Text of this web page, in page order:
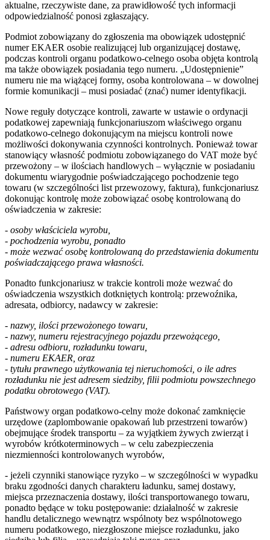
aktualne, rzeczywiste dane, za prawidłowość tych informacji
odpowiedzialność ponosi zgłaszający.
Podmiot zobowiązany do zgłoszenia ma obowiązek udostępnić
numer EKAER osobie realizującej lub organizującej dostawę,
podczas kontroli organu podatkowo-celnego osoba objęta kontrolą
ma także obowiązek posiadania tego numeru. „Udostępnienie”
numeru nie ma wiążącej formy, osoba kontrolowana – w dowolnej
formie komunikacji – musi posiadać (znać) numer identyfikacji.
Nowe reguły dotyczące kontroli, zawarte w ustawie o ordynacji
podatkowej zapewniają funkcjonariuszom właściwego organu
podatkowo-celnego dokonującym na miejscu kontroli nowe
możliwości dokonywania czynności kontrolnych. Ponieważ towar
stanowiący własność podmiotu zobowiązanego do VAT może być
przewożony – w ilościach handlowych – wyłącznie w posiadaniu
dokumentu wiarygodnie poświadczającego pochodzenie tego
towaru (w szczególności list przewozowy, faktura), funkcjonariusz
dokonując kontrolę może zobowiązać osobę kontrolowaną do
oświadczenia w zakresie:
- osoby właściciela wyrobu,
- pochodzenia wyrobu, ponadto
- może wezwać osobę kontrolowaną do przedstawienia dokumentu
poświadczającego prawa własności.
Ponadto funkcjonariusz w trakcie kontroli może wezwać do
oświadczenia wszystkich dotkniętych kontrolą: przewoźnika,
adresata, odbiorcy, nadawcy w zakresie:
- nazwy, ilości przewożonego towaru,
- nazwy, numeru rejestracyjnego pojazdu przewożącego,
- adresu odbioru, rozładunku towaru,
- numeru EKAER, oraz
- tytułu prawnego użytkowania tej nieruchomości, o ile adres
rozładunku nie jest adresem siedziby, filii podmiotu powszechnego
podatku obrotowego (VAT).
Państwowy organ podatkowo-celny może dokonać zamknięcie
urzędowe (zaplombowanie opakowań lub przestrzeni towarów)
obejmujące środek transportu – za wyjątkiem żywych zwierząt i
wyrobów krótkoterminowych – w celu zabezpieczenia
niezmienności kontrolowanych wyrobów,
- jeżeli czynniki stanowiące ryzyko – w szczególności w wypadku
braku zgodności danych charakteru ładunku, samej dostawy,
miejsca przeznaczenia dostawy, ilości transportowanego towaru,
ponadto będące w toku postępowanie: działalność w zakresie
handlu detalicznego wewnątrz wspólnoty bez wspólnotowego
numeru podatkowego, niezgłoszone miejsce rozładunku, jako